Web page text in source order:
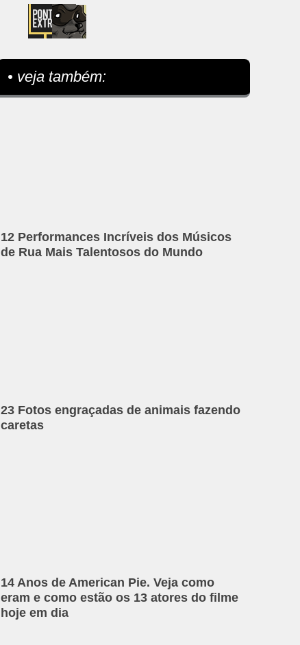
• veja também:
12 Performances Incríveis dos Músicos
de Rua Mais Talentosos do Mundo
23 Fotos engraçadas de animais fazendo
caretas
14 Anos de American Pie. Veja como
eram e como estão os 13 atores do filme
hoje em dia